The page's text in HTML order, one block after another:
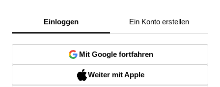
Einloggen Ein Konto erstellen
Mit Google fortfahren
Weiter mit Apple